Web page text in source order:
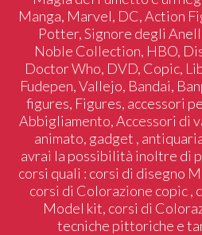
Manga, Marvel, DC, Action
Potter, Signore degli
Noble Collection, HBO,
Doctor Who, DVD, Copic,
Fudepen, Vallejo, Bandai,
figures, Figures, accessori
Abbigliamento, Accessori di
animato, gadget ,
avrai la possibilità inoltre di
corsi quali : corsi di disegno
corsi di Colorazione copic ,
Model kit, corsi di
tecniche pittoriche e